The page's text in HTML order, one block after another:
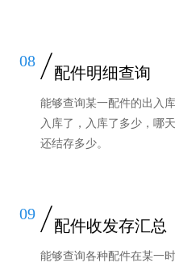
08
配件明细查询
能够查询某一配件的出入
入库了，入库了多少，哪
还结存多少。
09
配件收发存汇总
能够查询各种配件在某一